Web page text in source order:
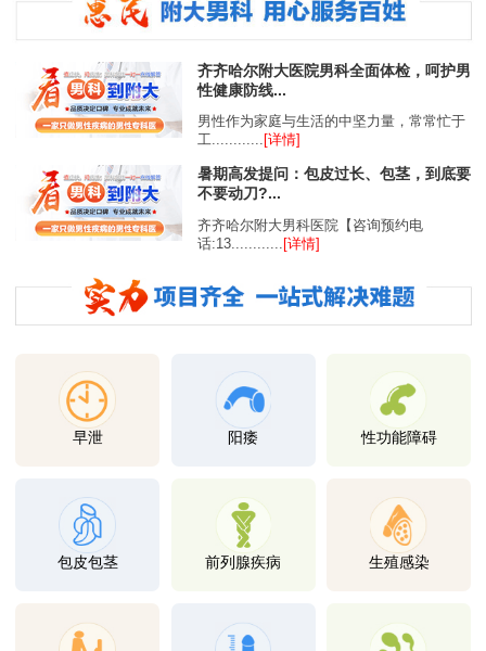
齐齐哈尔附大医院男科全面体检，呵护男
性健康防线...
男性作为家庭与生活的中坚力量，常常忙于
工............ [详情]
暑期高发提问：包皮过长、包茎，到底要
不要动刀?...
齐齐哈尔附大男科医院【咨询预约电
话:13............
[详情]
早泄 阳痿 性功能障碍
包皮包茎 前列腺疾病 生殖感染